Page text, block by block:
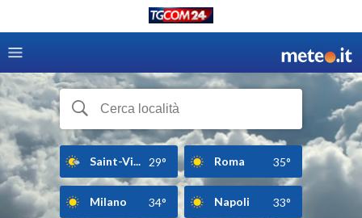
Saint-Vi... 29° Roma 35°
Milano 34° Napoli 33°